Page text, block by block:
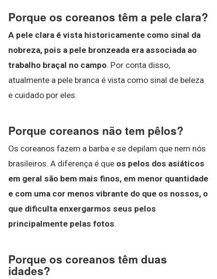
Porque os coreanos têm a pele clara?
A pele clara é vista historicamente como sinal da
nobreza, pois a pele bronzeada era associada ao
trabalho braçal no campo. Por conta disso,
atualmente a pele branca é vista como sinal de beleza
e cuidado por eles.
Porque coreanos não tem pêlos?
Os coreanos fazem a barba e se depilam que nem nós
brasileiros. A diferença é que os pelos dos asiáticos
em geral são bem mais finos, em menor quantidade
e com uma cor menos vibrante do que os nossos, o
que dificulta enxergarmos seus pelos
principalmente pelas fotos.
Porque os coreanos têm duas
idades?